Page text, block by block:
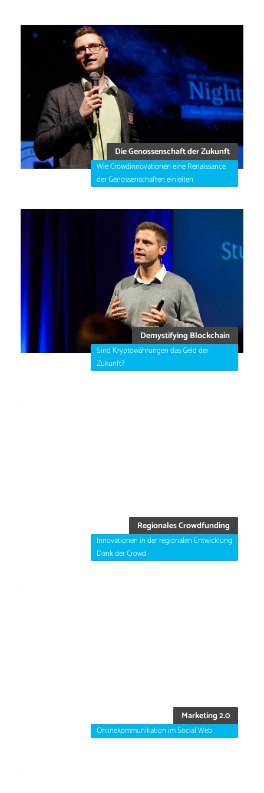
Die Genossenschaft der Zukunft
Wie Crowdinnovationen eine Renaissance
der Genossenschaften einleiten
Demystifying Blockchain
Sind Kryptowährungen das Geld der
Zukunft?
Regionales Crowdfunding
Innovationen in der regionalen Entwicklung
Dank der Crowd
Marketing 2.0
Onlinekommunikation im Social Web